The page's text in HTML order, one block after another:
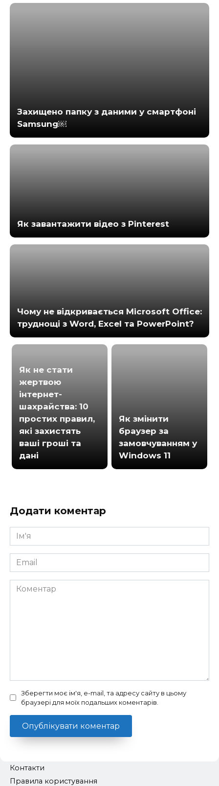
Захищено папку з даними у смартфоні
Samsung￼
Як завантажити відео з Pinterest
Чому не відкривається Microsoft Office:
труднощі з Word, Excel та PowerPoint?
Як не стати
жертвою
інтернет-
шахрайства: 10
простих правил,
які захистять
ваші гроші та
дані
Як змінити
браузер за
замовчуванням у
Windows 11
Додати коментар
Ім'я
*
Email
*
Коментар
Зберегти моє ім'я, e-mail, та адресу сайту в цьому
браузері для моїх подальших коментарів.
Контакти
Правила користування